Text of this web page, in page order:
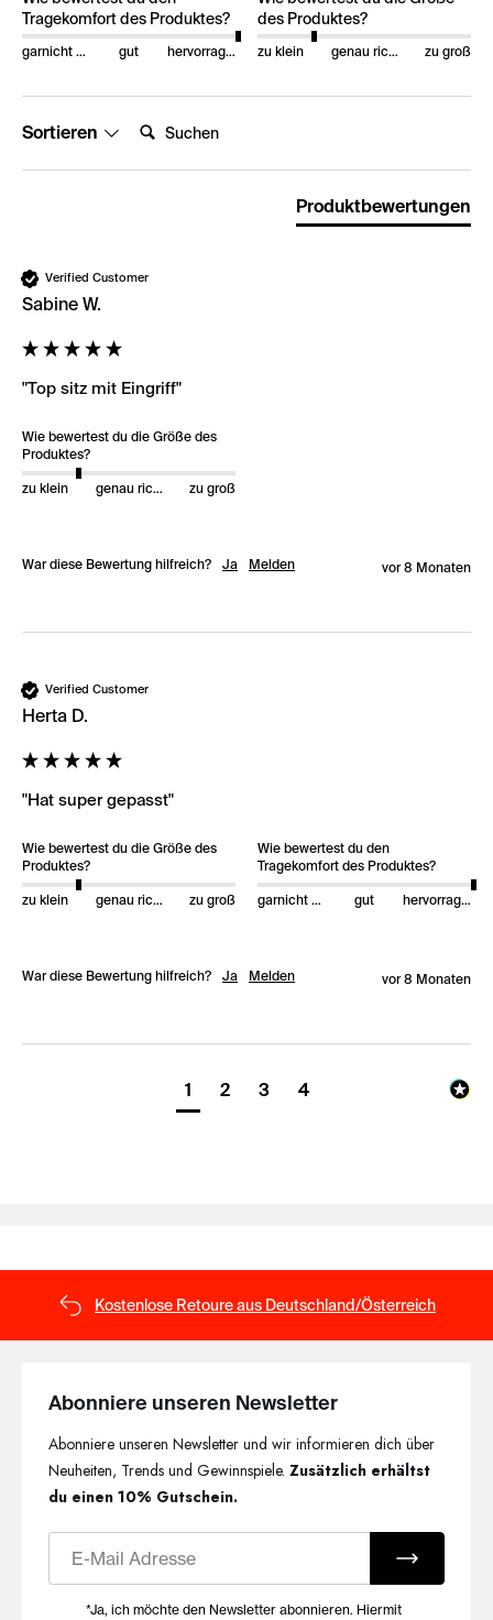
Tragekomfort des Produktes?
garnicht gut gut hervorragend
des Produktes?
zu klein genau richtig zu groß
Sortieren
Produktbewertungen
Verified Customer
Sabine W.
"Top sitz mit Eingriff"
Wie bewertest du die Größe des
Produktes?
zu klein genau richtig zu groß
War diese Bewertung hilfreich? Ja Melden vor 8 Monaten
Verified Customer
Herta D.
"Hat super gepasst"
Wie bewertest du die Größe des
Produktes?
zu klein genau richtig zu groß
Wie bewertest du den
Tragekomfort des Produktes?
garnicht gut gut hervorragend
War diese Bewertung hilfreich? Ja Melden vor 8 Monaten
1 2 3 4
Kostenlose Retoure aus Deutschland/Österreich
Abonniere unseren Newsletter
Abonniere unseren Newsletter und wir informieren dich über
Neuheiten, Trends und Gewinnspiele.Zusätzlich erhältst
du einen 10% Gutschein.
Ihre Zustimmung zu Marketing E-Mails
*Ja, ich möchte den Newsletter abonnieren. Hiermit